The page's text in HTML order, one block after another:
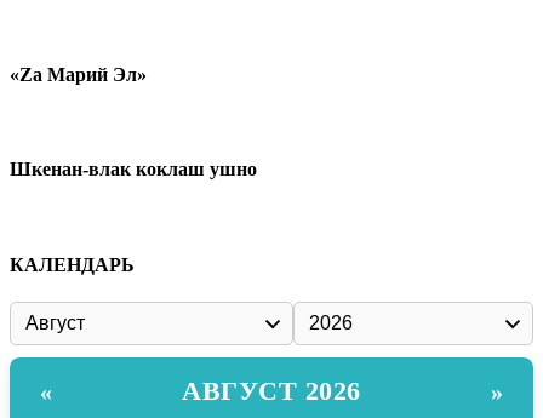
«Zа Марий Эл»
Шкенан-влак коклаш ушно
КАЛЕНДАРЬ
« АВГУСТ 2026 »